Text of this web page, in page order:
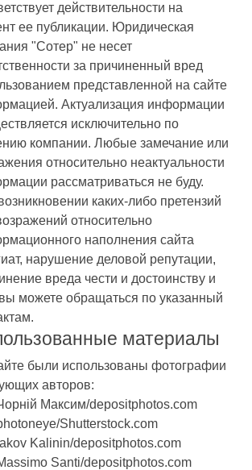
действительности на
ее публикации. Юридическая
"Сотер" не несет
за причиненный вред
представленной на сайте
Актуализация информации
исключительно по
компании. Любые замечание или
относительно неактуальности
рассматриваться не буду.
каких-либо претензий
относительно
наполнения сайта
нарушение деловой репутации,
вреда чести и достоинству и
можете обращаться по указанный
материалы
были использованы фотографии
авторов:
Максим/depositphotos.com
Shutterstock.com
Iakov Kalinin/depositphotos.com
Santi/depositphotos.com